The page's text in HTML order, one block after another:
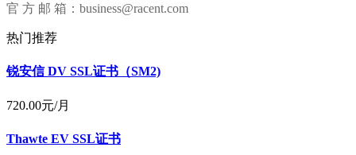
官 方 邮 箱：business@racent.com
热门推荐
锐安信 DV SSL证书（SM2)
720.00元/月
Thawte EV SSL证书